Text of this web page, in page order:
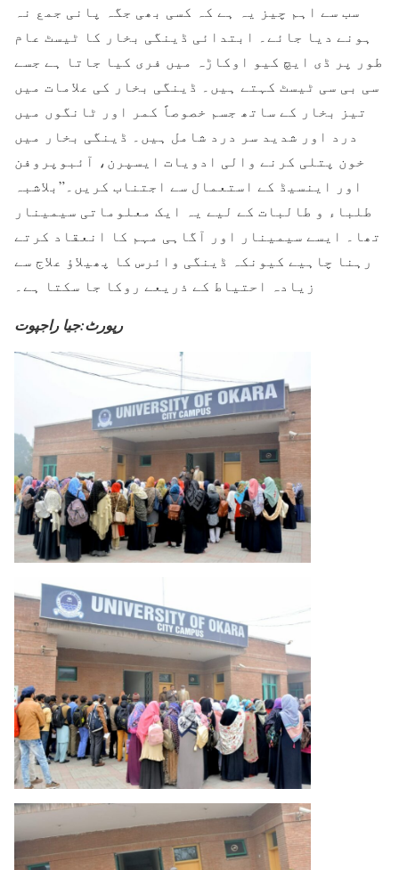
سب سے اہم چیز یہ ہے کہ کسی بھی جگہ پانی جمع نہ
ہونے دیا جائے۔ ابتدائی ڈینگی بخار کا ٹیسٹ عام
طور پر ڈی ایچ کیو اوکاڑہ میں فری کیا جاتا ہے جسے
سی بی سی ٹیسٹ کہتے ہیں۔ ڈینگی بخار کی علامات میں
تیز بخار کے ساتھ جسم خصوصاً کمر اور ٹانگوں میں
درد اور شدید سر درد شامل ہیں۔ ڈینگی بخار میں
خون پتلی کرنے والی ادویات ایسپرن، آئبوپروفن
اور اینسیڈ کے استعمال سے اجتناب کریں۔”بلاشبہ
طلباء و طالبات کے لیے یہ ایک معلوماتی سیمینار
تھا۔ ایسے سیمینار اور آگاہی مہم کا انعقاد کرتے
رہنا چاہیے کیونکہ ڈینگی وائرس کا پھیلاؤ علاج سے
زیادہ احتیاط کے ذریعے روکا جا سکتا ہے۔
رپورٹ:جیا راجپوت